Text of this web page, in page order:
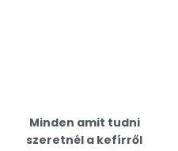
Minden amit tudni
szeretnél a kefírről